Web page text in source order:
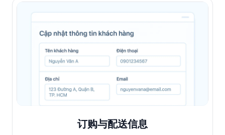
订购与配送信息